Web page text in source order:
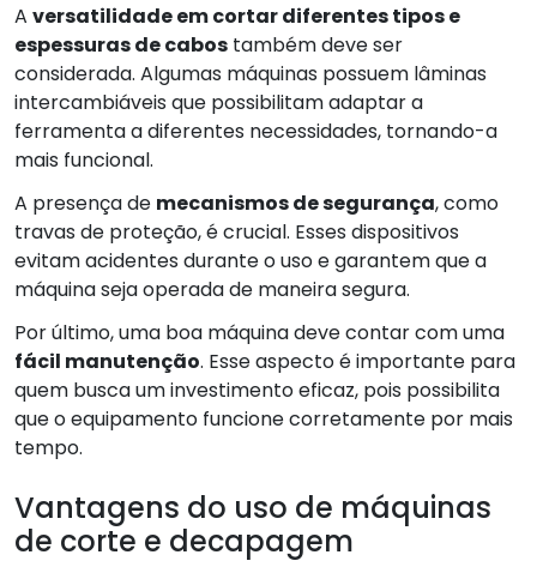
A versatilidade em cortar diferentes tipos e
espessuras de cabos também deve ser
considerada. Algumas máquinas possuem lâminas
intercambiáveis que possibilitam adaptar a
ferramenta a diferentes necessidades, tornando-a
mais funcional.
A presença de mecanismos de segurança, como
travas de proteção, é crucial. Esses dispositivos
evitam acidentes durante o uso e garantem que a
máquina seja operada de maneira segura.
Por último, uma boa máquina deve contar com uma
fácil manutenção. Esse aspecto é importante para
quem busca um investimento eficaz, pois possibilita
que o equipamento funcione corretamente por mais
tempo.
Vantagens do uso de máquinas
de corte e decapagem